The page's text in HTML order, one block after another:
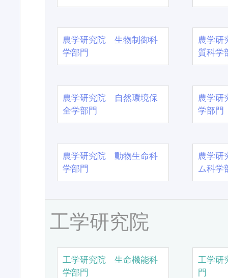
農学研究院 生物制御科
学部門
農学
質科学
農学研究院 自然環境保
全学部門
農学
学部門
農学研究院 動物生命科
学部門
農学
ム科学
工学研究院
工学研究院 生命機能科
学部門
工学研
門